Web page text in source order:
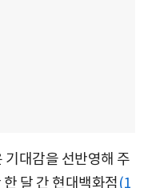
대감을 선반영해 주
달 간 현대백화점(1